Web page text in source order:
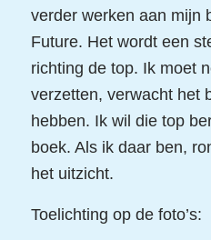
verder werken aan mijn
Future. Het wordt een
richting de top. Ik moet
verzetten, verwacht het
hebben. Ik wil die top
boek. Als ik daar ben,
het uitzicht.
Toelichting op de foto’s: